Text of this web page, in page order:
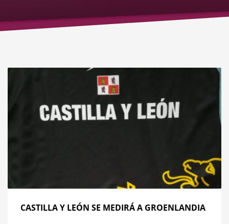
CASTILLA Y LEÓN SE MEDIRÁ A GROENLANDIA